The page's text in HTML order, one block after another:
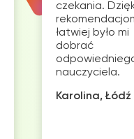
czekania.
łatwiej było mi
dobrać
nauczyciela.
Karolina, Łódź